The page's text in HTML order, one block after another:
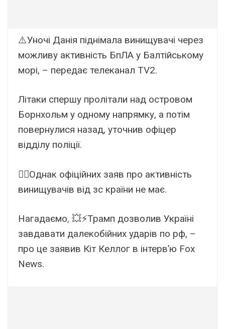
⚠️Уночі Данія піднімала винищувачі через
можливу активність БпЛА у Балтійському
морі, – передає телеканал TV2.
Літаки спершу пролітали над островом
Борнхольм у одному напрямку, а потім
повернулися назад, уточнив офіцер
відділу поліції.
☝🏼Однак офіційних заяв про активність
винищувачів від зс країни не має.
Нагадаємо, 💥⚡️Трамп дозволив Україні
завдавати далекобійних ударів по рф, –
про це заявив Кіт Келлог в інтерв’ю Fox
News.